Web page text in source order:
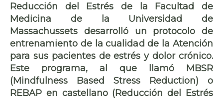
Reducción del Estrés de la Facultad de
Medicina de la Universidad de
Massachussets desarrolló un protocolo de
entrenamiento de la cualidad de la Atención
para sus pacientes de estrés y dolor crónico.
Este programa, al que llamó MBSR
(Mindfulness Based Stress Reduction) o
REBAP en castellano (Reducción del Estrés